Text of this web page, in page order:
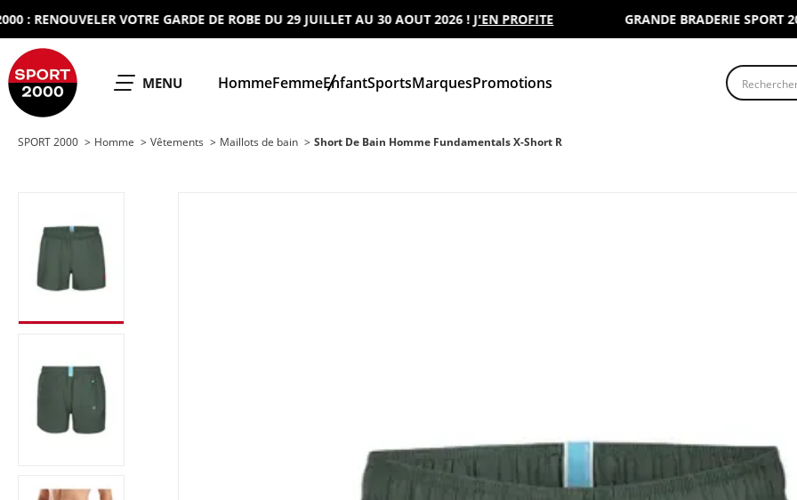
VOTRE GARDE DE ROBE DU 29 JUILLET AU 30 AOUT 2026 !J'EN PROFITE GRANDE BRADERIE SPORT
OUVRIR LE
MENU HommeFemmeEnfantSportsMarquesPromotions
SPORT 2000 Homme Vêtements Maillots de bain Short De Bain Homme Fundamentals X-Short R